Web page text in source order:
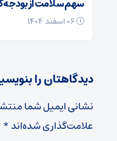
سهم سلامت از
دیدگاهتان را
نشانی ایمیل شما
علامت‌گذاری شده‌اند*